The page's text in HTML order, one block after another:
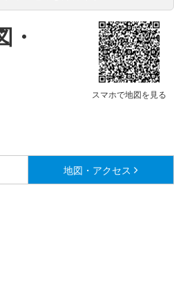
・
スマホで地図を見る
地図・アクセス